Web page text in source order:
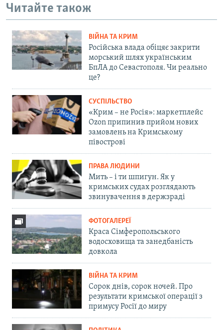
Читайте також
ВІЙНА ТА КРИМ
Російська влада обіцяє закрити
морський шлях українським
БпЛА до Севастополя. Чи реально
це?
СУСПІЛЬСТВО
«Крим – не Росія»: маркетплейс
Ozon припинив прийом нових
замовлень на Кримському
півострові
ПРАВА ЛЮДИНИ
Мить – і ти шпигун. Як у
кримських судах розглядають
звинувачення в держзраді
ФОТОГАЛЕРЕЇ
Краса Сімферопольського
водосховища та занедбаність
довкола
ВІЙНА ТА КРИМ
Сорок днів, сорок ночей. Про
результати кримської операції з
примусу Росії до миру